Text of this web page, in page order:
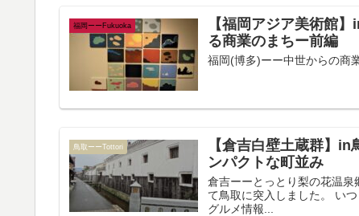
福岡ーーFukuoka
【福岡アジア美術館
る商業のまちー前編
福岡(博多)ーー中世からの商
鳥取ーーTottori
【倉吉白壁土蔵群】
ンパクトな町並み
倉吉ーーとっとり梨の花温
て鳥取に突入しました。 い
グルメ情報...